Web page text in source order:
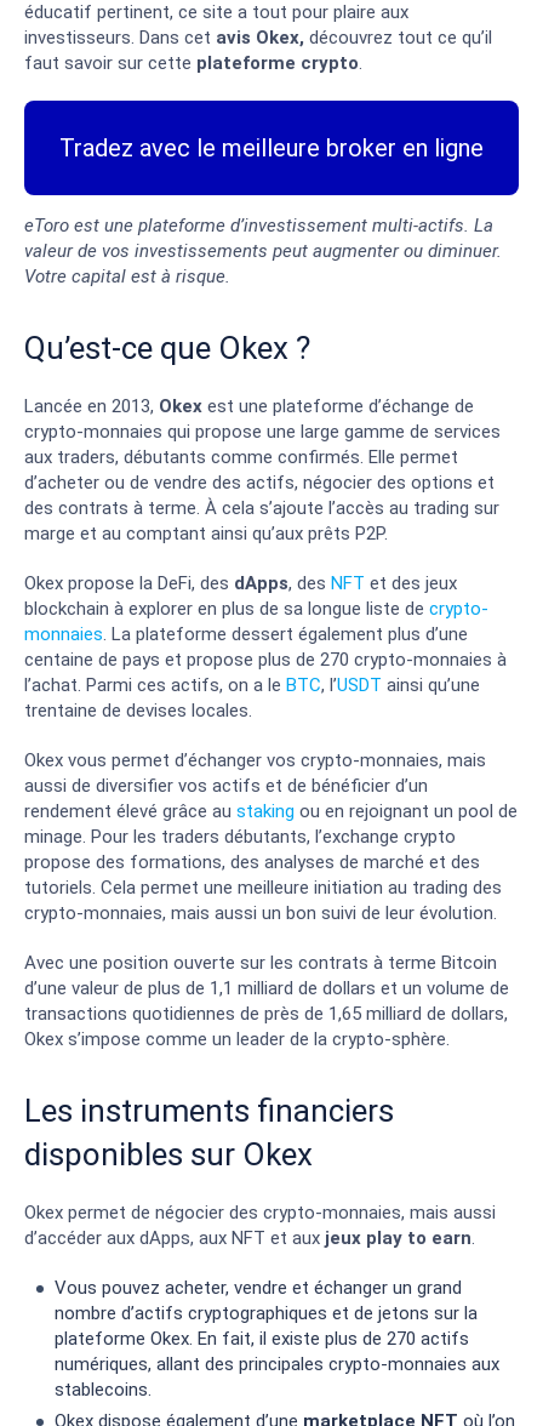
éducatif pertinent, ce site a tout pour plaire aux
investisseurs. Dans cet avis Okex, découvrez tout ce qu’il
faut savoir sur cette plateforme crypto.
Tradez avec le meilleure broker en ligne
eToro est une plateforme d’investissement multi-actifs. La
valeur de vos investissements peut augmenter ou diminuer.
Votre capital est à risque.
Qu’est-ce que Okex ?
Lancée en 2013, Okex est une plateforme d’échange de
crypto-monnaies qui propose une large gamme de services
aux traders, débutants comme confirmés. Elle permet
d’acheter ou de vendre des actifs, négocier des options et
des contrats à terme. À cela s’ajoute l’accès au trading sur
marge et au comptant ainsi qu’aux prêts P2P.
Okex propose la DeFi, des dApps, des NFT et des jeux
blockchain à explorer en plus de sa longue liste de crypto-
monnaies. La plateforme dessert également plus d’une
centaine de pays et propose plus de 270 crypto-monnaies à
l’achat. Parmi ces actifs, on a le BTC, l’USDT ainsi qu’une
trentaine de devises locales.
Okex vous permet d’échanger vos crypto-monnaies, mais
aussi de diversifier vos actifs et de bénéficier d’un
rendement élevé grâce au staking ou en rejoignant un pool de
minage. Pour les traders débutants, l’exchange crypto
propose des formations, des analyses de marché et des
tutoriels. Cela permet une meilleure initiation au trading des
crypto-monnaies, mais aussi un bon suivi de leur évolution.
Avec une position ouverte sur les contrats à terme Bitcoin
d’une valeur de plus de 1,1 milliard de dollars et un volume de
transactions quotidiennes de près de 1,65 milliard de dollars,
Okex s’impose comme un leader de la crypto-sphère.
Les instruments financiers
disponibles sur Okex
Okex permet de négocier des crypto-monnaies, mais aussi
d’accéder aux dApps, aux NFT et aux jeux play to earn.
Vous pouvez acheter, vendre et échanger un grand
nombre d’actifs cryptographiques et de jetons sur la
plateforme Okex. En fait, il existe plus de 270 actifs
numériques, allant des principales crypto-monnaies aux
stablecoins.